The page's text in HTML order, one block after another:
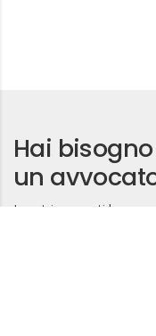
Hai
un
I nostri avvocati